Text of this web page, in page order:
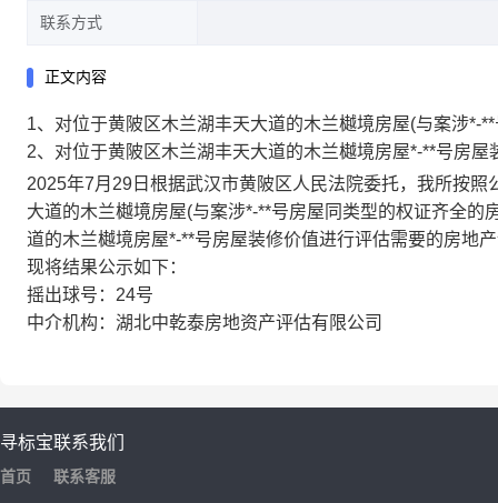
装修价值进行评估
联系方式
正文内容
1、对位于黄陂区木兰湖丰天大道的木兰樾境房屋(与案涉*-
2、对位于黄陂区木兰湖丰天大道的木兰樾境房屋*-**号房屋
2025年7月29日根据武汉市黄陂区人民法院委托，我所按
大道的木兰樾境房屋(与案涉*-**号房屋同类型的权证齐全
道的木兰樾境房屋*-**号房屋装修价值进行评估需要的房地
现将结果公示如下：
摇出球号：24号
中介机构：湖北中乾泰房地资产评估有限公司
寻标宝
首页
联系我们
联系客服